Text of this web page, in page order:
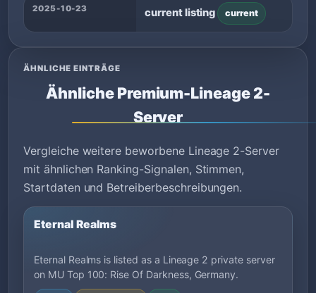
2025-10-23 current listing current
ÄHNLICHE EINTRÄGE
Ähnliche Premium-Lineage 2-
Server
Vergleiche weitere beworbene Lineage 2-Server
mit ähnlichen Ranking-Signalen, Stimmen,
Startdaten und Betreiberbeschreibungen.
Eternal Realms
Eternal Realms is listed as a Lineage 2 private server
on MU Top 100: Rise Of Darkness, Germany.